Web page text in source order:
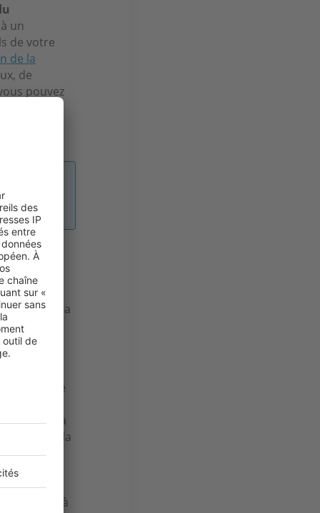
un
de votre
de la
de
pouvez
véranda
deux
commune
la
véranda
PLU, la
d’un
votre
à